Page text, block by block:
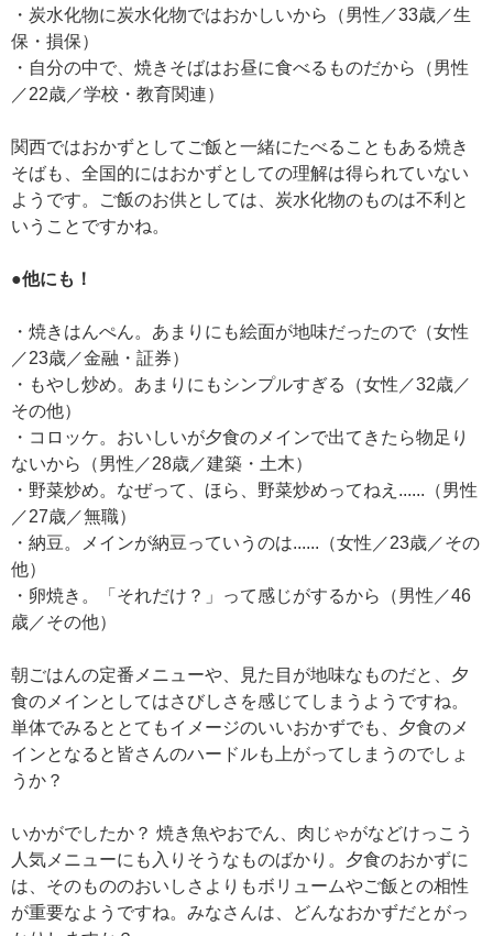
・炭水化物に炭水化物ではおかしいから（男性／33歳／生
保・損保）
・自分の中で、焼きそばはお昼に食べるものだから（男性
／22歳／学校・教育関連）
関西ではおかずとしてご飯と一緒にたべることもある焼き
そばも、全国的にはおかずとしての理解は得られていない
ようです。ご飯のお供としては、炭水化物のものは不利と
いうことですかね。
●他にも！
・焼きはんぺん。あまりにも絵面が地味だったので（女性
／23歳／金融・証券）
・もやし炒め。あまりにもシンプルすぎる（女性／32歳／
その他）
・コロッケ。おいしいが夕食のメインで出てきたら物足り
ないから（男性／28歳／建築・土木）
・野菜炒め。なぜって、ほら、野菜炒めってねえ......（男性
／27歳／無職）
・納豆。メインが納豆っていうのは......（女性／23歳／その
他）
・卵焼き。「それだけ？」って感じがするから（男性／46
歳／その他）
朝ごはんの定番メニューや、見た目が地味なものだと、夕
食のメインとしてはさびしさを感じてしまうようですね。
単体でみるととてもイメージのいいおかずでも、夕食のメ
インとなると皆さんのハードルも上がってしまうのでしょ
うか？
いかがでしたか？ 焼き魚やおでん、肉じゃがなどけっこう
人気メニューにも入りそうなものばかり。夕食のおかずに
は、そのもののおいしさよりもボリュームやご飯との相性
が重要なようですね。みなさんは、どんなおかずだとがっ